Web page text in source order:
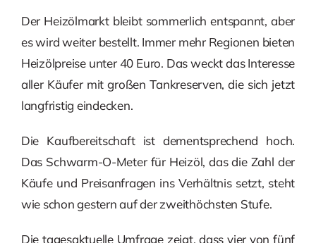
Der Heizölmarkt bleibt sommerlich entspannt, aber
es wird weiter bestellt. Immer mehr Regionen bieten
Heizölpreise unter 40 Euro. Das weckt das Interesse
aller Käufer mit großen Tankreserven, die sich jetzt
langfristig eindecken.
Die Kaufbereitschaft ist dementsprechend hoch.
Das Schwarm-O-Meter für Heizöl, das die Zahl der
Käufe und Preisanfragen ins Verhältnis setzt, steht
wie schon gestern auf der zweithöchsten Stufe.
Die tagesaktuelle Umfrage zeigt, dass vier von fünf